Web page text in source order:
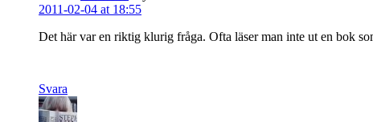
2011-02-04 at 18:55
Det här var en riktig klurig fråga. Ofta läser man inte ut en bok
Svara